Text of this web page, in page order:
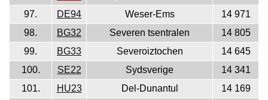
97.
DE94 Weser-Ems
14 971
98.
BG32 Severen tsentralen
14 805
99.
BG33 Severoiztochen
14 645
100.
SE22 Sydsverige
14 341
101.
HU23 Del-Dunantul 14 169